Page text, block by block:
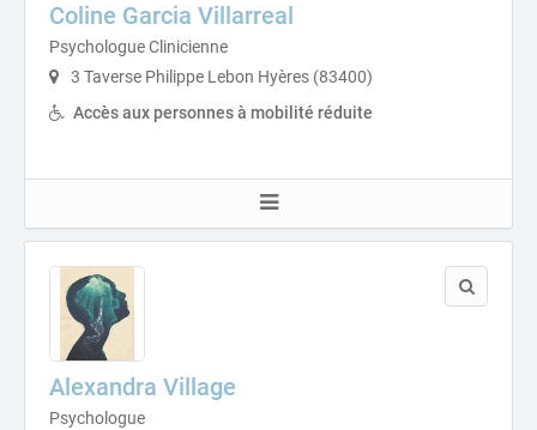
Coline Garcia Villarreal
Psychologue Clinicienne
3 Taverse Philippe Lebon Hyères (83400)
Accès aux personnes à mobilité réduite
Alexandra Village
Psychologue